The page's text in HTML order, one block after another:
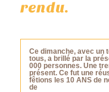
rendu.
Ce dimanche, avec un
tous, a brillé par la
000 personnes. Une
présent. Ce fut une
fêtions les 10 ANS de
de